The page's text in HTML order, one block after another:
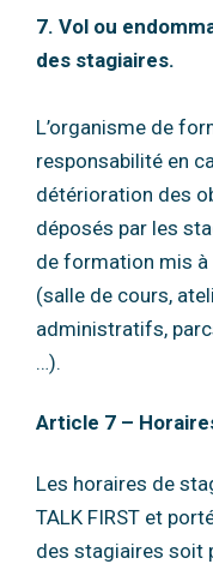
7. Vol ou
des stagiaires.
L’organisme de
responsabilité en
détérioration des
déposés par les
de formation mis à
(salle de cours,
administratifs,
…).
Article 7 –
Les horaires de
TALK FIRST et
des stagiaires soit